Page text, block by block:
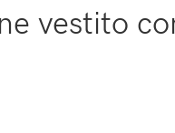
vestito